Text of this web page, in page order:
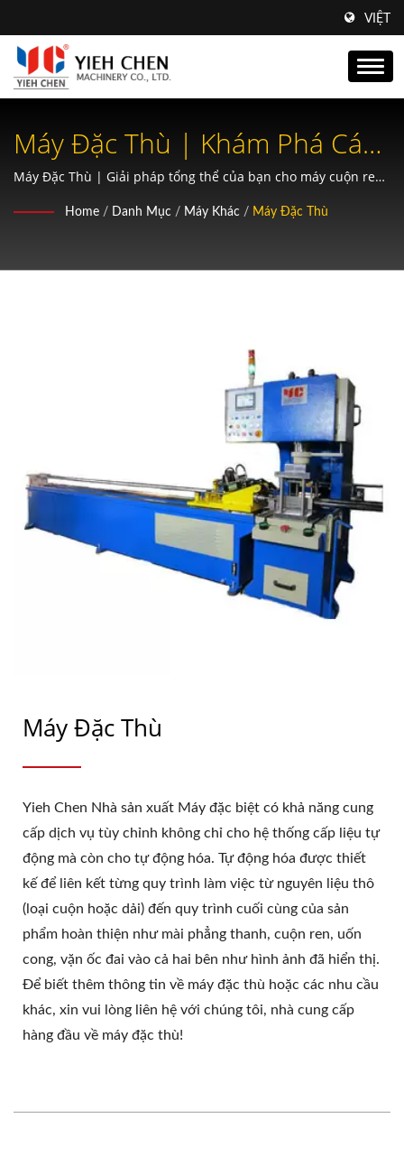
VIỆT
Máy Đặc Thù | Khám Phá Các
Lợi Ích Của Bánh Răng Xoắn
Ốc: Hoạt Động Yên Tĩnh Hơn
Máy Đặc Thù | Giải pháp tổng thể của bạn cho máy cuộn ren,
Home / Danh Mục / Máy Khác / Máy Đặc Thù
Máy Đặc Thù
Yieh Chen Nhà sản xuất Máy đặc biệt có khả năng cung
cấp dịch vụ tùy chỉnh không chỉ cho hệ thống cấp liệu tự
động mà còn cho tự động hóa. Tự động hóa được thiết
kế để liên kết từng quy trình làm việc từ nguyên liệu thô
(loại cuộn hoặc dải) đến quy trình cuối cùng của sản
phẩm hoàn thiện như mài phẳng thanh, cuộn ren, uốn
cong, vặn ốc đai vào cả hai bên như hình ảnh đã hiển thị.
Để biết thêm thông tin về máy đặc thù hoặc các nhu cầu
khác, xin vui lòng liên hệ với chúng tôi, nhà cung cấp
hàng đầu về máy đặc thù!